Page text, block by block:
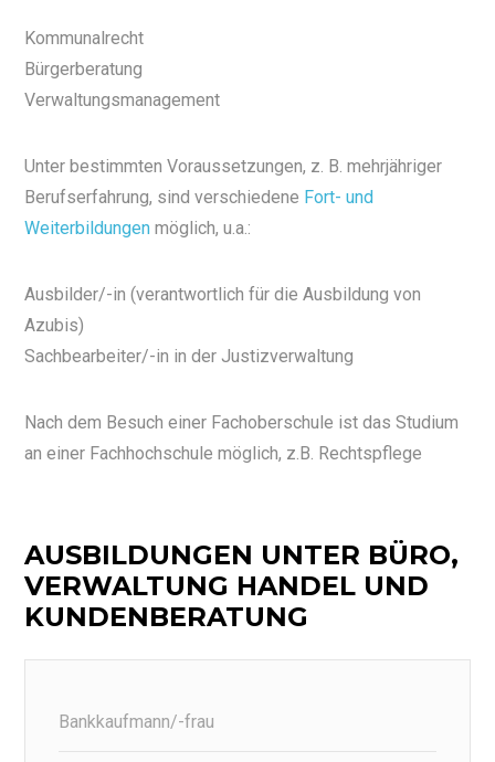
Kommunalrecht
Bürgerberatung
Verwaltungsmanagement
Unter bestimmten Voraussetzungen, z. B. mehrjähriger
Berufserfahrung, sind verschiedene Fort- und
Weiterbildungen möglich, u.a.:
Ausbilder/-in (verantwortlich für die Ausbildung von
Azubis)
Sachbearbeiter/-in in der Justizverwaltung
Nach dem Besuch einer Fachoberschule ist das Studium
an einer Fachhochschule möglich, z.B. Rechtspflege
AUSBILDUNGEN UNTER BÜRO,
VERWALTUNG HANDEL UND
KUNDENBERATUNG
Bankkaufmann/-frau